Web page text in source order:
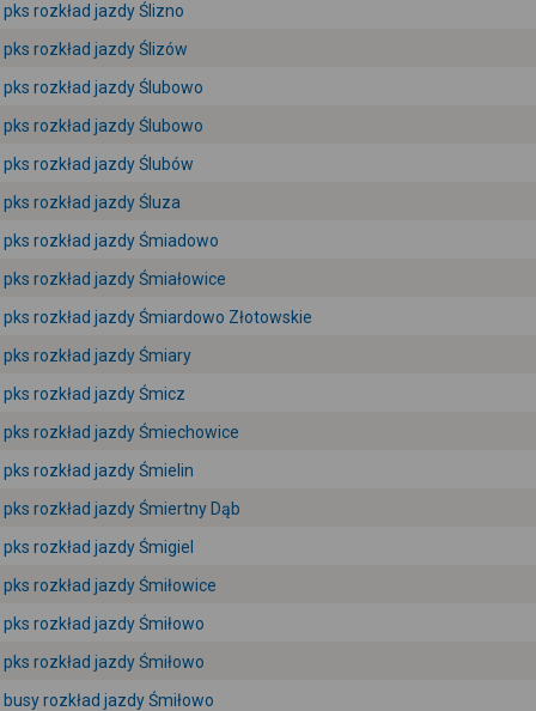
pks rozkład jazdy Ślizno
pks rozkład jazdy Ślizów
pks rozkład jazdy Ślubowo
pks rozkład jazdy Ślubowo
pks rozkład jazdy Ślubów
pks rozkład jazdy Śluza
pks rozkład jazdy Śmiadowo
pks rozkład jazdy Śmiałowice
pks rozkład jazdy Śmiardowo Złotowskie
pks rozkład jazdy Śmiary
pks rozkład jazdy Śmicz
pks rozkład jazdy Śmiechowice
pks rozkład jazdy Śmielin
pks rozkład jazdy Śmiertny Dąb
pks rozkład jazdy Śmigiel
pks rozkład jazdy Śmiłowice
pks rozkład jazdy Śmiłowo
pks rozkład jazdy Śmiłowo
busy rozkład jazdy Śmiłowo